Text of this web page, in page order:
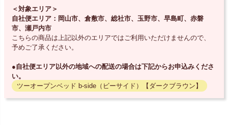
＜対象エリア＞
自社便エリア：岡山市、倉敷市、総社市、玉野市、早島町、赤磐
市、瀬戸内市
こちらの商品は上記以外のエリアではご利用いただけませんので、
予めご了承ください。
●自社便エリア以外の地域への配送の場合は下記からお申込みくださ
い。
ツーオープンベッド b-side（ビーサイド）【ダークブラウン】